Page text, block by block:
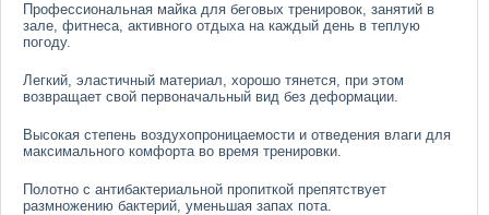
Профессиональная майка для беговых тренировок, занятий в
зале, фитнеса, активного отдыха на каждый день в теплую
погоду.
Легкий, эластичный материал, хорошо тянется, при этом
возвращает свой первоначальный вид без деформации.
Высокая степень воздухопроницаемости и отведения влаги для
максимального комфорта во время тренировки.
Полотно с антибактериальной пропиткой препятствует
размножению бактерий, уменьшая запах пота.